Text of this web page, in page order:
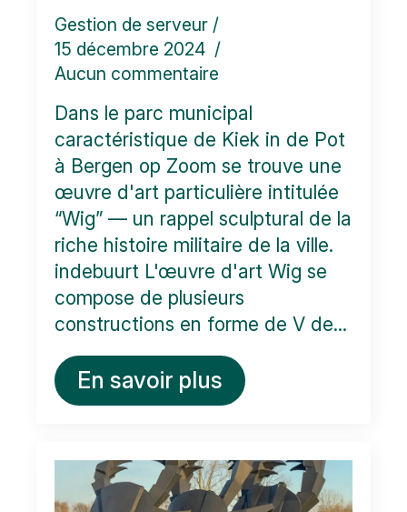
Gestion de serveur
15 décembre 2024
Aucun commentaire
Dans le parc municipal
caractéristique de Kiek in de Pot
à Bergen op Zoom se trouve une
œuvre d'art particulière intitulée
“Wig” — un rappel sculptural de la
riche histoire militaire de la ville.
indebuurt L'œuvre d'art Wig se
compose de plusieurs
constructions en forme de V de...
En savoir plus